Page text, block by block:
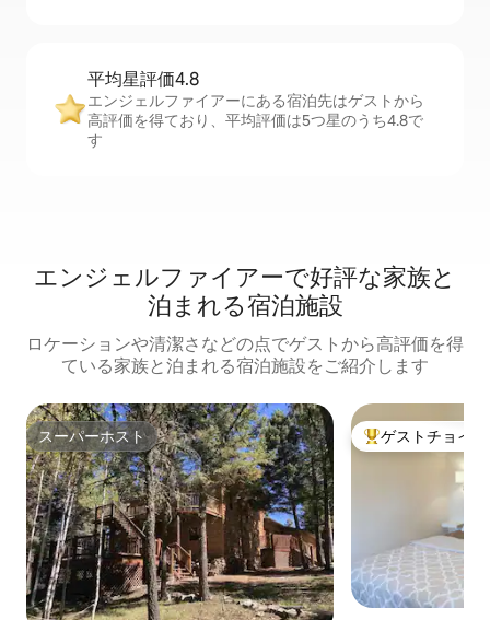
平均星評価4.8
エンジェルファイアーにある宿泊先はゲストから
高評価を得ており、平均評価は5つ星のうち4.8で
す
エンジェルファイアーで好評な家族と
泊まれる宿泊施設
ロケーションや清潔さなどの点でゲストから高評価を得
ている家族と泊まれる宿泊施設をご紹介します
スーパーホスト
スーパーホスト 大好評のゲスト
ゲストチョイス